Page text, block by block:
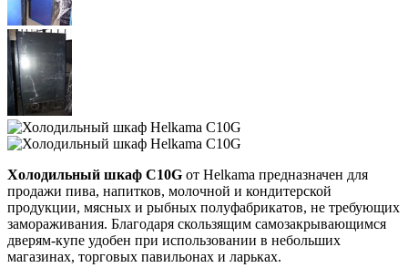
Холодильный шкаф C10G от Helkama предназначен для
продажи пива, напитков, молочной и кондитерской
продукции, мясных и рыбных полуфабрикатов, не требующих
замораживания. Благодаря скользящим самозакрывающимся
дверям-купе удобен при использовании в небольших
магазинах, торговых павильонах и ларьках.